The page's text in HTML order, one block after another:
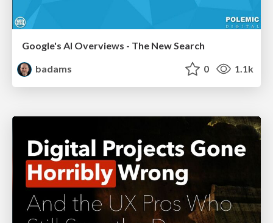
Google's AI Overviews - The New Search
badams
0 1.1k